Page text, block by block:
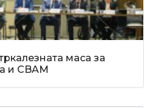
маса за
и CBAM